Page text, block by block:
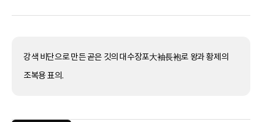
강색 비단으로 만든 곧은 깃의 대수장포大袖長袍로 왕과 황제의
조복용 표의.